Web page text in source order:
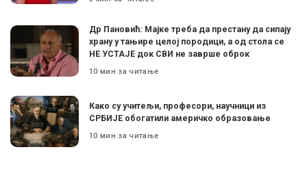
Др Пановић: Мајке треба да престану да сипају
храну у тањире целој породици, а од стола се
НЕ УСТАЈЕ док СВИ не заврше оброк
10 мин за читање
Како су учитељи, професори, научници из
СРБИЈЕ обогатили америчко образовање
10 мин за читање